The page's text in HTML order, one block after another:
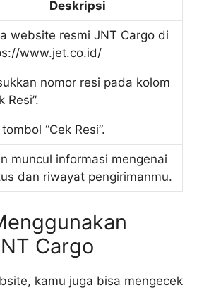
Deskripsi
website resmi JNT Cargo di
www.jet.co.id/
nomor resi pada kolom
Resi”.
“Cek Resi”.
muncul informasi mengenai
dan riwayat pengirimanmu.
Cargo
kamu juga bisa mengecek